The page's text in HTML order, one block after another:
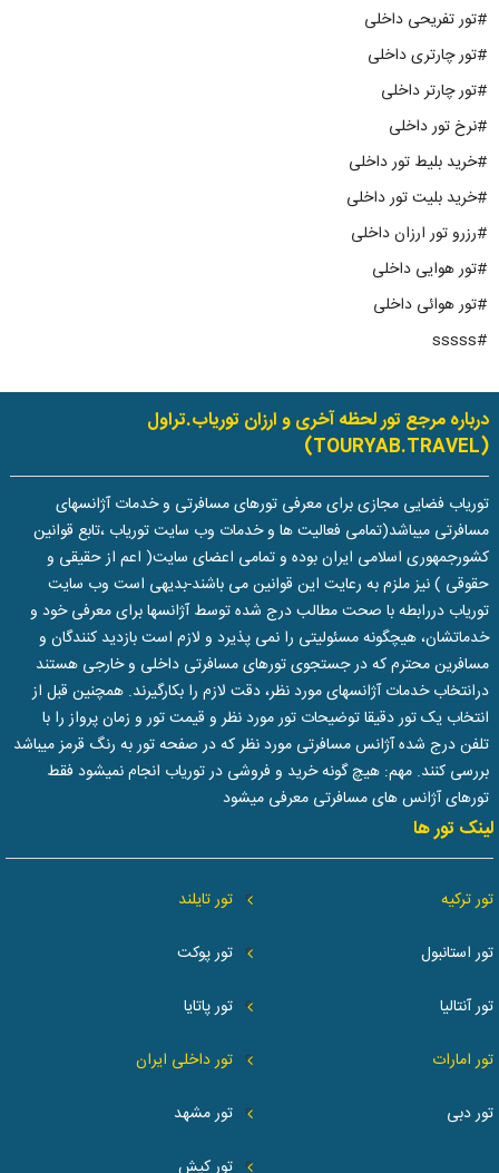
#تور تفریحی داخلی
#تور چارتری داخلی
#تور چارتر داخلی
#نرخ تور داخلی
#خرید بلیط تور داخلی
#خرید بلیت تور داخلی
#رزرو تور ارزان داخلی
#تور هوایی داخلی
#تور هوائی داخلی
#sssss
درباره مرجع تور لحظه آخری و ارزان توریاب.تراول
(TOURYAB.TRAVEL)
توریاب فضایی مجازی برای معرفی تورهای مسافرتی و خدمات آژانسهای
مسافرتی میباشد(تمامی فعالیت ها و خدمات وب سایت توریاب ،تابع قوانین
کشورجمهوری اسلامی ایران بوده و تمامی اعضای سایت( اعم از حقیقی و
حقوقی ) نیز ملزم به رعایت این قوانین می باشند-بدیهی است وب سایت
توریاب دررابطه با صحت مطالب درج شده توسط آژانسها برای معرفی خود و
خدماتشان، هیچگونه مسئولیتی را نمی پذیرد و لازم است بازدید کنندگان و
مسافرین محترم که در جستجوی تورهای مسافرتی داخلی و خارجی هستند
درانتخاب خدمات آژانسهای مورد نظر، دقت لازم را بکارگیرند. همچنین قبل از
انتخاب یک تور دقیقا توضیحات تور مورد نظر و قیمت تور و زمان پرواز را با
تلفن درج شده آژانس مسافرتی مورد نظر که در صفحه تور به رنگ قرمز میباشد
بررسی کنند. مهم: هیچ گونه خرید و فروشی در توریاب انجام نمیشود فقط
تورهای آژانس های مسافرتی معرفی میشود
لینک تور ها
تور ترکیه
تور استانبول
تور آنتالیا
تور تایلند
تور پوکت
تور پاتایا
تور امارات
تور دبی
تور داخلی ایران
تور مشهد